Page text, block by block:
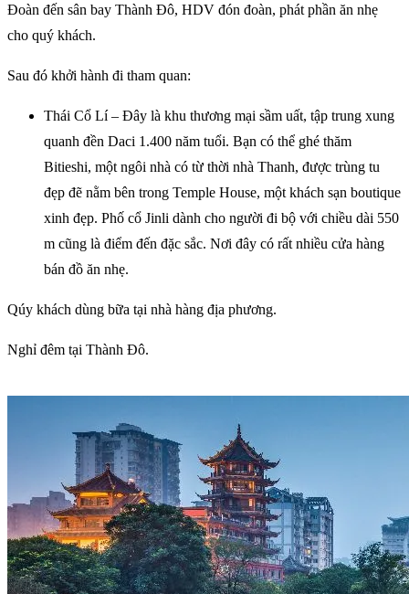
Đoàn đến sân bay Thành Đô, HDV đón đoàn, phát phần ăn nhẹ
cho quý khách.
Sau đó khởi hành đi tham quan:
Thái Cổ Lí – Đây là khu thương mại sầm uất, tập trung xung
quanh đền Daci 1.400 năm tuổi. Bạn có thể ghé thăm
Bitieshi, một ngôi nhà có từ thời nhà Thanh, được trùng tu
đẹp đẽ nằm bên trong Temple House, một khách sạn boutique
xinh đẹp. Phố cổ Jinli dành cho người đi bộ với chiều dài 550
m cũng là điểm đến đặc sắc. Nơi đây có rất nhiều cửa hàng
bán đồ ăn nhẹ.
Qúy khách dùng bữa tại nhà hàng địa phương.
Nghỉ đêm tại Thành Đô.